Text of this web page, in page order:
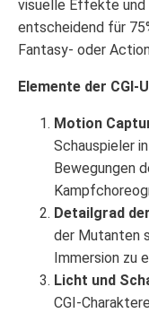
visuelle Effekte
entscheidend für
Fantasy- oder
Elemente der CGI-
Motion
Schauspieler
Bewegungen
Detailgrad
der Mutanten
Immersion zu
Licht und
CGI-